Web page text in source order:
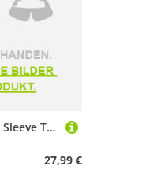
Oxdog Avenger Short Sleeve T-shirt Rot 152 cm Kinder
27,99 €